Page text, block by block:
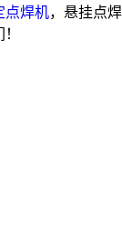
点焊机，悬挂点焊